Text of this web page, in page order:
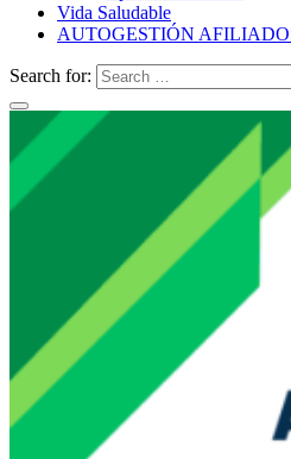
Vida Saludable
AUTOGESTIÓN
Search for: